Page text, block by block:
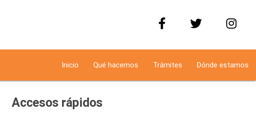
Inicio Qué hacemos Trámites Dónde estamos
Accesos rápidos